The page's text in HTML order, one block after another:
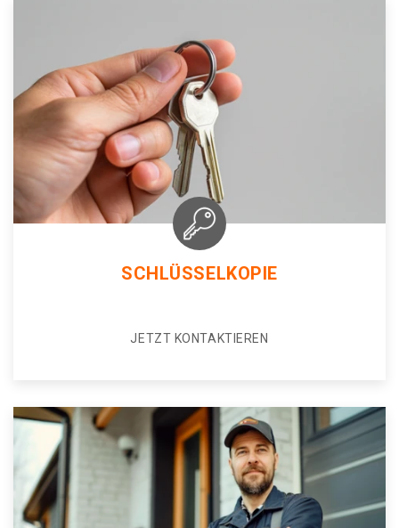
SCHLÜSSELKOPIE
JETZT KONTAKTIEREN